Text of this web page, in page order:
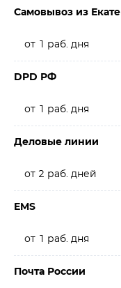
Самовывоз из
от 1 раб. дня
DPD РФ
от 1 раб. дня
Деловые линии
от 2 раб. дней
EMS
от 1 раб. дня
Почта России